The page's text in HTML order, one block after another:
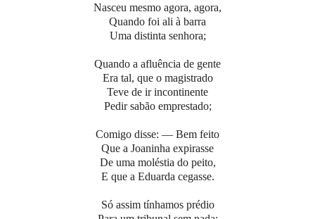
Nasceu mesmo agora, agora,
Quando foi ali à barra
Uma distinta senhora;
Quando a afluência de gente
Era tal, que o magistrado
Teve de ir incontinente
Pedir sabão emprestado;
Comigo disse: — Bem feito
Que a Joaninha expirasse
De uma moléstia do peito,
E que a Eduarda cegasse.
Só assim tínhamos prédio